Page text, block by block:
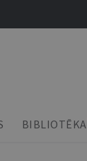
BIBLIOTĒKA